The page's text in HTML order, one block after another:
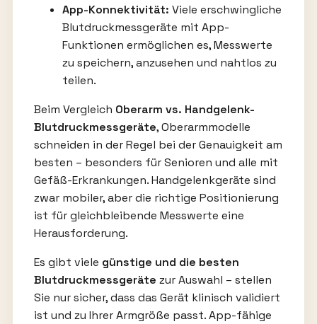
App-Konnektivität: Viele erschwingliche
Blutdruckmessgeräte mit App-
Funktionen ermöglichen es, Messwerte
zu speichern, anzusehen und nahtlos zu
teilen.
Beim Vergleich Oberarm vs. Handgelenk-
Blutdruckmessgeräte, Oberarmmodelle
schneiden in der Regel bei der Genauigkeit am
besten – besonders für Senioren und alle mit
Gefäß-Erkrankungen. Handgelenkgeräte sind
zwar mobiler, aber die richtige Positionierung
ist für gleichbleibende Messwerte eine
Herausforderung.
Es gibt viele günstige und die besten
Blutdruckmessgeräte zur Auswahl – stellen
Sie nur sicher, dass das Gerät klinisch validiert
ist und zu Ihrer Armgröße passt. App-fähige